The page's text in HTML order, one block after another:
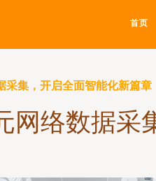
首页
采集，开启全面智能化新篇章
网络数据采